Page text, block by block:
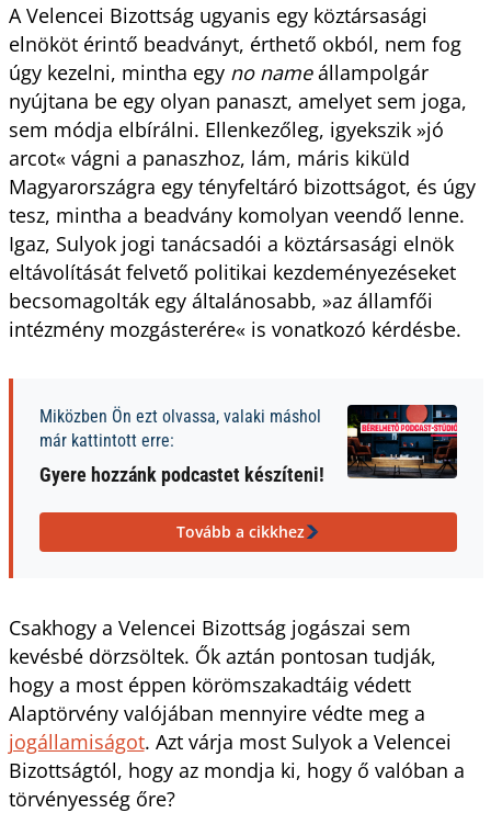
A Velencei Bizottság ugyanis egy köztársasági
elnököt érintő beadványt, érthető okból, nem fog
úgy kezelni, mintha egy no nameállampolgár
nyújtana be egy olyan panaszt, amelyet sem joga,
sem módja elbírálni. Ellenkezőleg, igyekszik »jó
arcot« vágni a panaszhoz, lám, máris kiküld
Magyarországra egy tényfeltáró bizottságot, és úgy
tesz, mintha a beadvány komolyan veendő lenne.
Igaz, Sulyok jogi tanácsadói a köztársasági elnök
eltávolítását felvető politikai kezdeményezéseket
becsomagolták egy általánosabb, »az államfői
intézmény mozgásterére« is vonatkozó kérdésbe.
Miközben Ön ezt olvassa, valaki máshol
már kattintott erre:
Gyere hozzánk podcastet készíteni!
Tovább a cikkhez
Csakhogy a Velencei Bizottság jogászai sem
kevésbé dörzsöltek. Ők aztán pontosan tudják,
hogy a most éppen körömszakadtáig védett
Alaptörvény valójában mennyire védte meg a
jogállamiságot. Azt várja most Sulyok a Velencei
Bizottságtól, hogy az mondja ki, hogy ő valóban a
törvényesség őre?